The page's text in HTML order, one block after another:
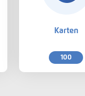
Karten
100